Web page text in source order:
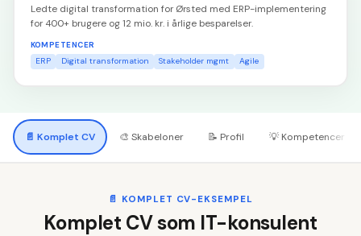
Ledte digital transformation for Ørsted med ERP-implementering
for 400+ brugere og 12 mio. kr. i årlige besparelser.
KOMPETENCER
ERP
Digital transformation Stakeholder mgmt Agile
📄 Komplet CV 🎨 Skabeloner 📝 Profil 💡 Kompetencer
📄 KOMPLET CV-EKSEMPEL
Komplet CV som IT-konsulent